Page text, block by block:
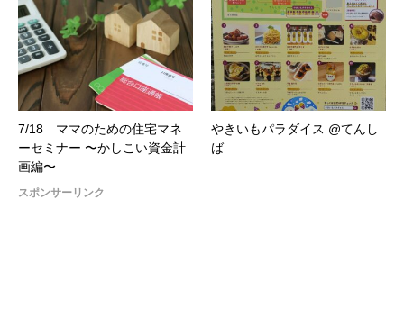
7/18 ママのための住宅マネ
ーセミナー 〜かしこい資金計
画編〜
やきいもパラダイス @てんし
ば
スポンサーリンク